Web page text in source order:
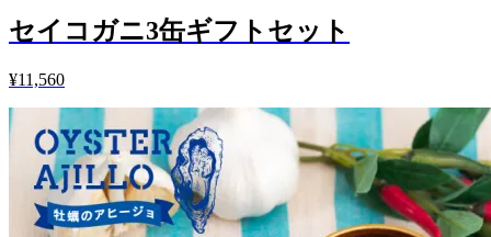
セイコガニ3缶ギフトセット
¥11,560